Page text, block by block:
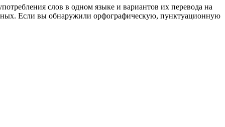
слов в одном языке и вариантов их перевода на
Если вы обнаружили орфографическую, пунктуационную